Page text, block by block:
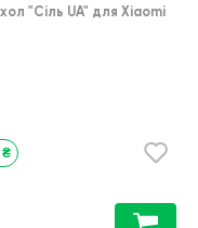
"Сіль UA" для Xiaomi
₴